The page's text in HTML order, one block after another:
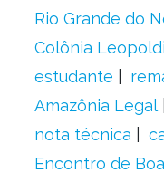
Rio Grande do
Colônia
estudante
Amazônia Legal
nota técnica
Encontro de